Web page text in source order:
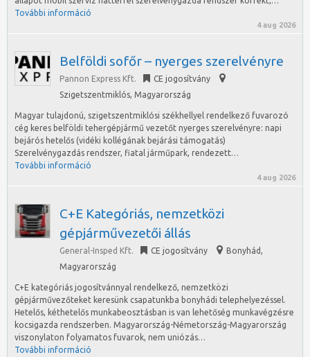
További információ
4 aug 2026
Belföldi sofőr – nyerges szerelvényre
Pannon Express Kft.
CE jogosítvány
Szigetszentmiklós, Magyarország
Magyar tulajdonú, szigetszentmiklósi székhellyel rendelkező fuvarozó
cég keres belföldi tehergépjármű vezetőt nyerges szerelvényre: napi
bejárós hetelős (vidéki kollégának bejárási támogatás)
Szerelvénygazdás rendszer, fiatal járműpark, rendezett…
További információ
4 aug 2026
C+E Kategóriás, nemzetközi
gépjárművezetői állás
General-Insped Kft. CE jogosítvány Bonyhád,
Magyarország
C+E kategóriás jogosítvánnyal rendelkező, nemzetközi
gépjárművezőteket keresünk csapatunkba bonyhádi telephelyezéssel.
Hetelős, kéthetelős munkabeosztásban is van lehetőség munkavégzésre
kocsigazda rendszerben. Magyarország-Németország-Magyarország
viszonylaton folyamatos fuvarok, nem uniózás…
További információ